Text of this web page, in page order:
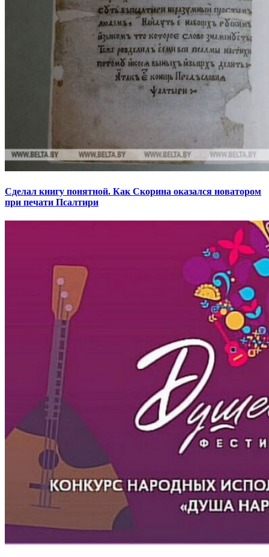
Сделал книгу понятной. Как Скорина оказался новатором
при печати Псалтири